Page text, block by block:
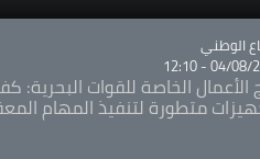
الوطني
04/08/2026
الخاصة للقوات البحرية:
متطورة لتنفيذ المهام